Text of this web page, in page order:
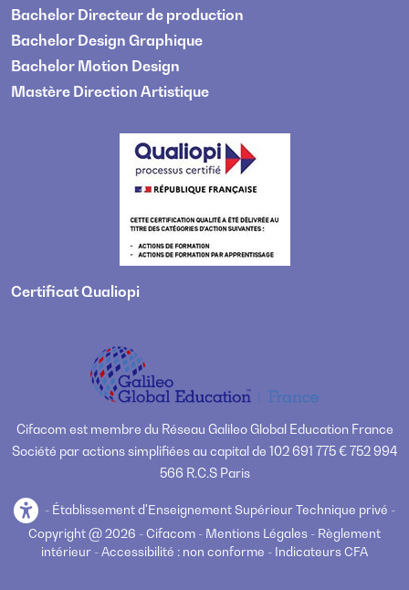
Bachelor Directeur de production
Bachelor Design Graphique
Bachelor Motion Design
Mastère Direction Artistique
Certificat Qualiopi
Cifacom est membre du Réseau Galileo Global Education France
Société par actions simplifiées au capital de 102 691 775 € 752 994
566 R.C.S Paris
- Établissement d'Enseignement Supérieur Technique privé -
Copyright @ 2026 - Cifacom - Mentions Légales - Règlement
intérieur -Accessibilité : non conforme - Indicateurs CFA